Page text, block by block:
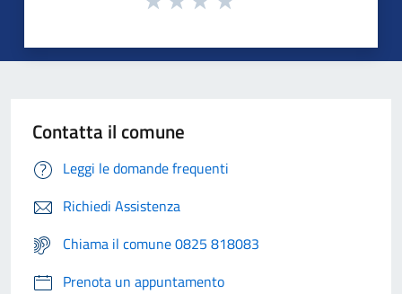
Contatta il comune
Leggi le domande frequenti
Richiedi Assistenza
Chiama il comune 0825 818083
Prenota un appuntamento